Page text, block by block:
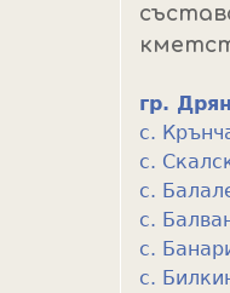
гр.
с.
с.
с.
с.
с.
с.